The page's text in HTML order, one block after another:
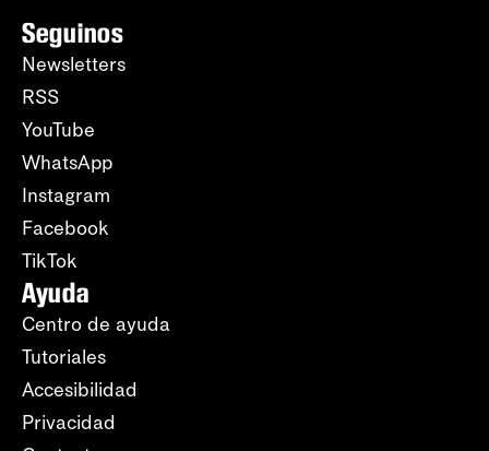
Seguinos
Newsletters
RSS
YouTube
WhatsApp
Instagram
Facebook
TikTok
Ayuda
Centro de ayuda
Tutoriales
Accesibilidad
Privacidad